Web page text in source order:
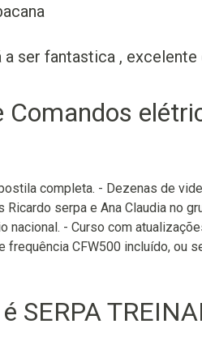
a ser fantastica , excelente
Comandos
completa. - Dezenas de
serpa e Ana Claudia no
nacional. - Curso com
frequência CFW500 incluído, ou
SERPA